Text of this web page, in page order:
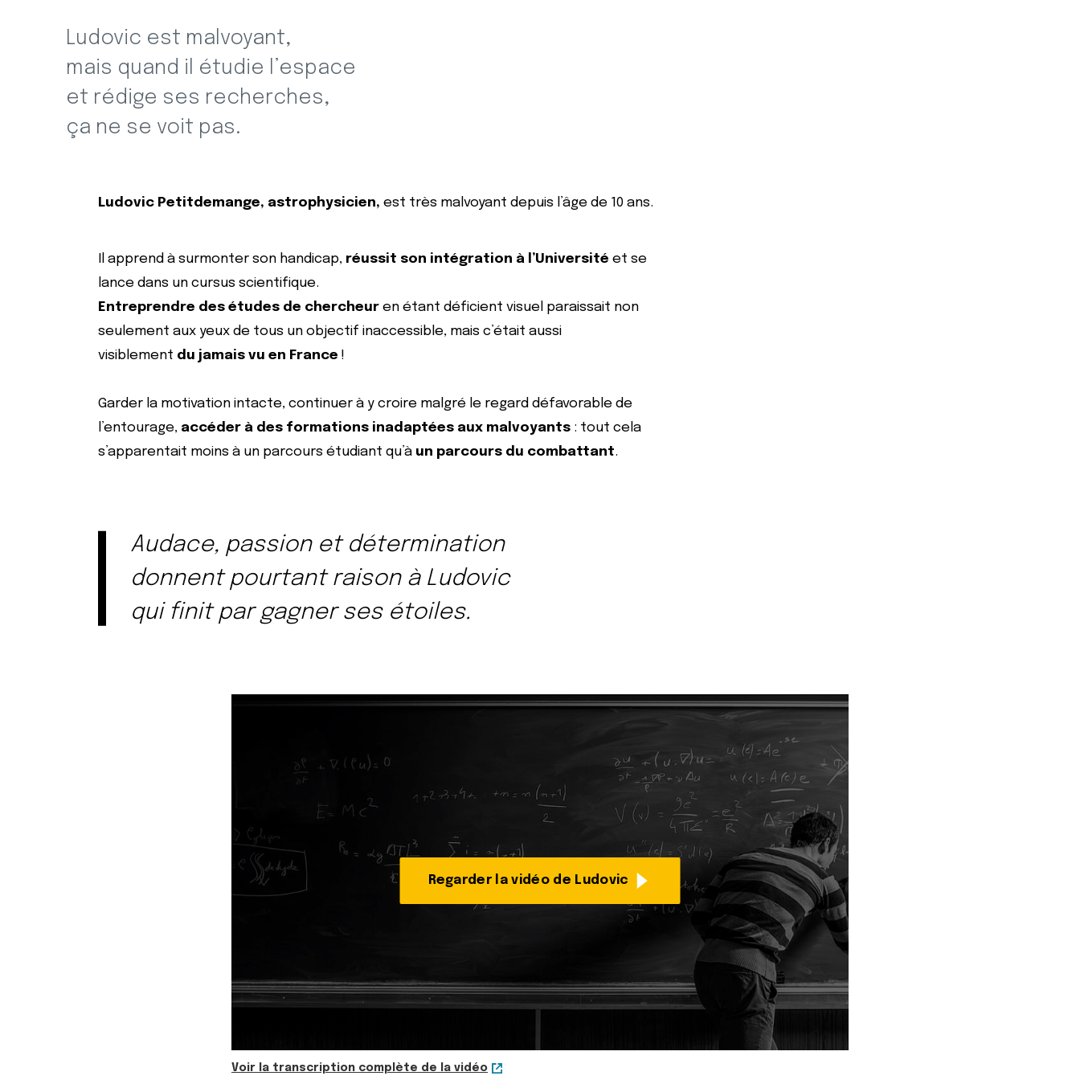
petite
enfance
Ludovic est malvoyant,
mais quand il étudie l’espace
et rédige ses recherches,
ça ne se voit pas.
Ludovic Petitdemange, astrophysicien, est très malvoyant depuis l’âge de 10 ans.
Il apprend à surmonter son handicap, réussit son intégration à l’Université et se
lance dans un cursus scientifique.
Entreprendre des études de chercheur en étant déficient visuel paraissait non
seulement aux yeux de tous un objectif inaccessible, mais c’était aussi
visiblement du jamais vu en France !
Garder la motivation intacte, continuer à y croire malgré le regard défavorable de
l’entourage, accéder à des formations inadaptées aux malvoyants : tout cela
s’apparentait moins à un parcours étudiant qu’à un parcours du combattant.
Audace, passion et détermination
donnent pourtant raison à Ludovic
qui finit par gagner ses étoiles.
Regarder la vidéo de Ludovic
Voir la transcription complète de la vidéo